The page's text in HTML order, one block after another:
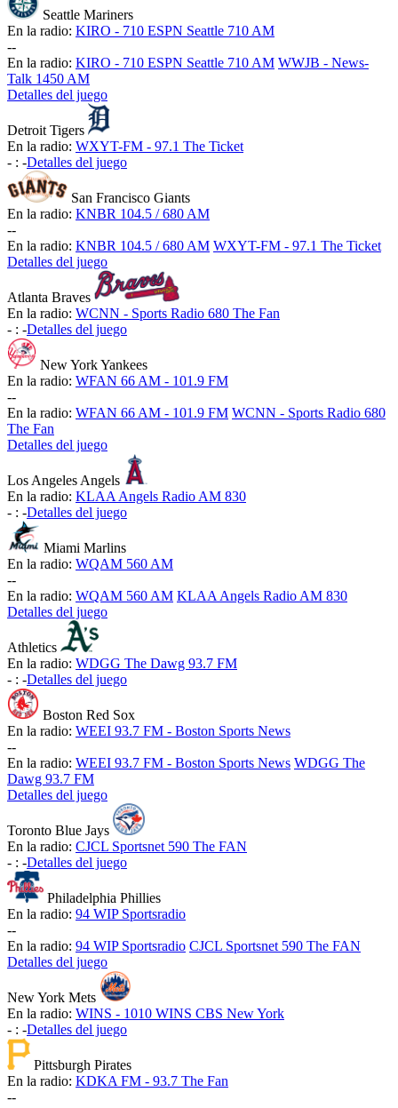
Seattle Mariners
En la radio: KIRO - 710 ESPN Seattle 710 AM
--
En la radio: KIRO - 710 ESPN Seattle 710 AM WWJB - News-
Talk 1450 AM
Detalles del juego
Detroit Tigers
En la radio: WXYT-FM - 97.1 The Ticket
- : -Detalles del juego
San Francisco Giants
En la radio: KNBR 104.5 / 680 AM
--
En la radio: KNBR 104.5 / 680 AM WXYT-FM - 97.1 The Ticket
Detalles del juego
Atlanta Braves
En la radio: WCNN - Sports Radio 680 The Fan
- : -Detalles del juego
New York Yankees
En la radio: WFAN 66 AM - 101.9 FM
--
En la radio: WFAN 66 AM - 101.9 FM WCNN - Sports Radio 680
The Fan
Detalles del juego
Los Angeles Angels
En la radio: KLAA Angels Radio AM 830
- : -Detalles del juego
Miami Marlins
En la radio: WQAM 560 AM
--
En la radio: WQAM 560 AM KLAA Angels Radio AM 830
Detalles del juego
Athletics
En la radio: WDGG The Dawg 93.7 FM
- : -Detalles del juego
Boston Red Sox
En la radio: WEEI 93.7 FM - Boston Sports News
--
En la radio: WEEI 93.7 FM - Boston Sports News WDGG The
Dawg 93.7 FM
Detalles del juego
Toronto Blue Jays
En la radio: CJCL Sportsnet 590 The FAN
- : -Detalles del juego
Philadelphia Phillies
En la radio: 94 WIP Sportsradio
--
En la radio: 94 WIP Sportsradio CJCL Sportsnet 590 The FAN
Detalles del juego
New York Mets
En la radio: WINS - 1010 WINS CBS New York
- : -Detalles del juego
Pittsburgh Pirates
En la radio: KDKA FM - 93.7 The Fan
--